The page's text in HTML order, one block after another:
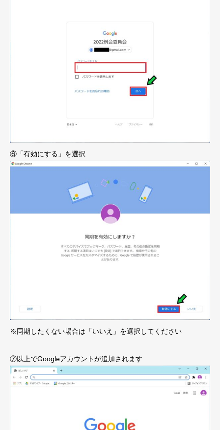
⑥「有効にする」を選択
※同期したくない場合は「いいえ」を選択してください
⑦以上でGoogleアカウントが追加されます